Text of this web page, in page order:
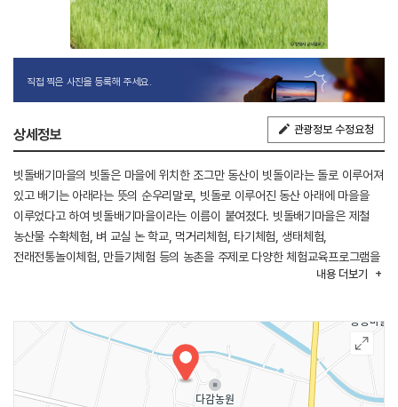
직접 찍은 사진을 등록해 주세요.
상세정보 관광정보 수정요청
빗돌배기마을의 빗돌은 마을에 위치한 조그만 동산이 빗돌이라는 돌로 이루어져
있고 배기는 아래라는 뜻의 순우리말로, 빗돌로 이루어진 동산 아래에 마을을
이루었다고 하여 빗돌배기마을이라는 이름이 붙여졌다. 빗돌배기마을은 제철
농산물 수확체험, 벼 교실 논 학교, 먹거리체험, 타기체험, 생태체험,
전래전통놀이체험, 만들기체험 등의 농촌을 주제로 다양한 체험교육프로그램을
제공한다. 빗돌배기마을에서는 농촌의 가치를 재발견하고, 자연이 주는 건강을
내용 더보기